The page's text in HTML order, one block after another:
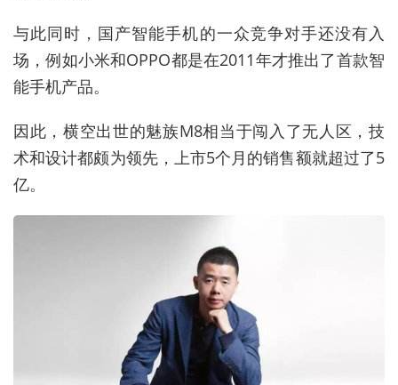
与此同时，国产智能手机的一众竞争对手还没有入
场，例如小米和OPPO都是在2011年才推出了首款智
能手机产品。
因此，横空出世的魅族M8相当于闯入了无人区，技
术和设计都颇为领先，上市5个月的销售额就超过了5
亿。